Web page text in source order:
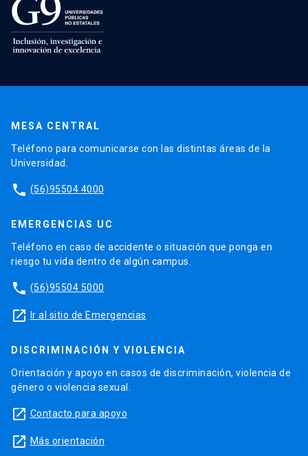
MESA CENTRAL
Teléfono para comunicarse con las distintas áreas de la
Universidad.
phone (56)95504 4000
EMERGENCIAS UC
Teléfono en caso de accidente o situación que ponga en
riesgo tu vida dentro de algún campus.
phone (56)95504 5000
launch Ir al sitio de Emergencias
DISCRIMINACIÓN Y VIOLENCIA
Orientación y apoyo en casos de discriminación, violencia de
género o violencia sexual.
launch Contacto para apoyo
launch Más orientación